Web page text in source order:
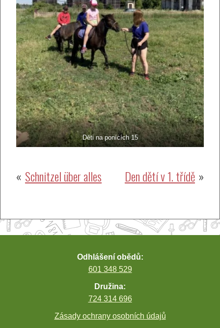
Děti na ponících 15
Navigace
příspěvek
Schnitzel über alles Den dětí v 1. třídě
Odhlášení obědů:
601 348 529
Družina:
724 314 696
Zásady ochrany osobních údajů